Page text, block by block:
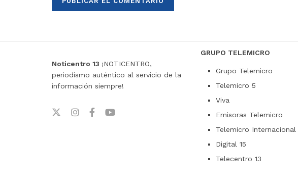
Noticentro 13 ¡NOTICENTRO,
periodismo auténtico al servicio de la
información siempre!
GRUPO TELEMICRO
Grupo Telemicro
Telemicro 5
Viva
Emisoras Telemicro
Telemicro Internacional
Digital 15
Telecentro 13